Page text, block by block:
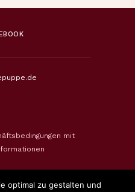
mit
optimal zu gestalten und